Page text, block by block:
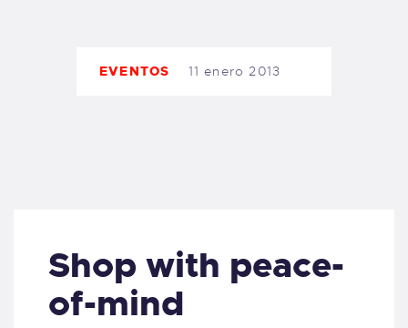
PEDIDOS
EVENTOS 11 enero 2013
Shop with peace-
of-mind